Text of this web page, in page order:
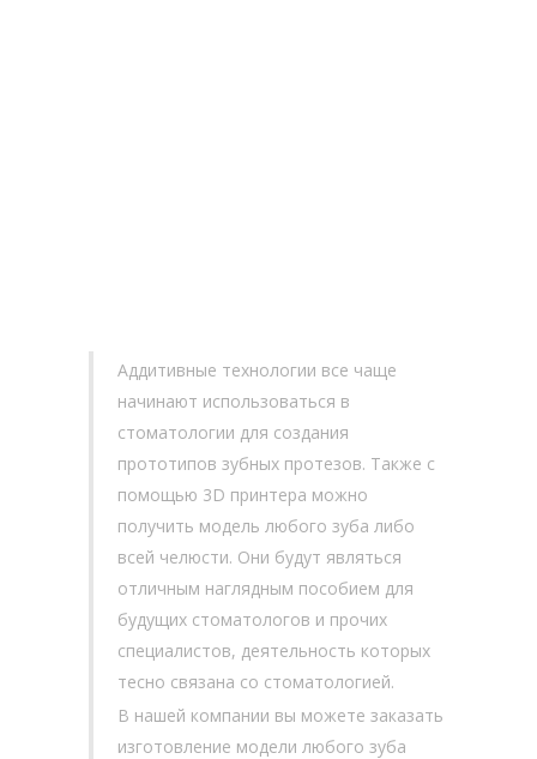
Аддитивные технологии все чаще
начинают использоваться в
стоматологии для создания
прототипов зубных протезов. Также с
помощью 3D принтера можно
получить модель любого зуба либо
всей челюсти. Они будут являться
отличным наглядным пособием для
будущих стоматологов и прочих
специалистов, деятельность которых
тесно связана со стоматологией.
В нашей компании вы можете заказать
изготовление модели любого зуба